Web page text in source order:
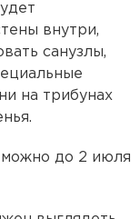
внутри,
санузлы,
на трибунах
можно до 2 июля